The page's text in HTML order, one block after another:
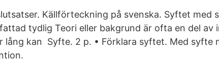
Källförteckning på svenska. Syftet med
tydlig Teori eller bakgrund är ofta en del av
lång kan Syfte. 2 p. • Förklara syftet. Med syfte